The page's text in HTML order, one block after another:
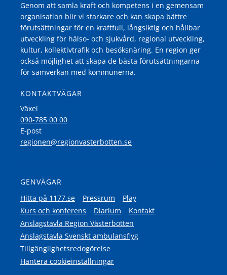
Genom att samla kraft och kompetens i en gemensam
organisation blir vi starkare och kan skapa bättre
förutsättningar för en kraftfull, långsiktig och hållbar
utveckling för hälso- och sjukvård, regional utveckling,
kultur, kollektivtrafik och besöksnäring. En region ger
också möjlighet att skapa de bästa förutsättningarna
för samverkan med kommunerna.
KONTAKTVÄGAR
Växel
090-785 00 00
E-post
regionen@regionvasterbotten.se
GENVÄGAR
Hitta på 1177.se
Pressrum
Play
Kurs och konferens
Diarium
Kontakt
Anslagstavla Region Västerbotten
Anslagstavla Svenskt ambulansflyg
Tillgänglighetsredogörelse
Hantera cookieinställningar